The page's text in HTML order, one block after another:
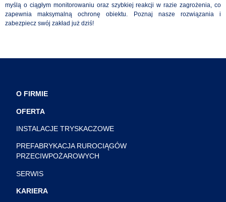
myślą o ciągłym monitorowaniu oraz szybkiej reakcji w razie zagrożenia, co
zapewnia maksymalną ochronę obiektu. Poznaj nasze rozwiązania i
zabezpiecz swój zakład już dziś!
O FIRMIE
OFERTA
INSTALACJE TRYSKACZOWE
PREFABRYKACJA RUROCIĄGÓW
PRZECIWPOŻAROWYCH
SERWIS
KARIERA